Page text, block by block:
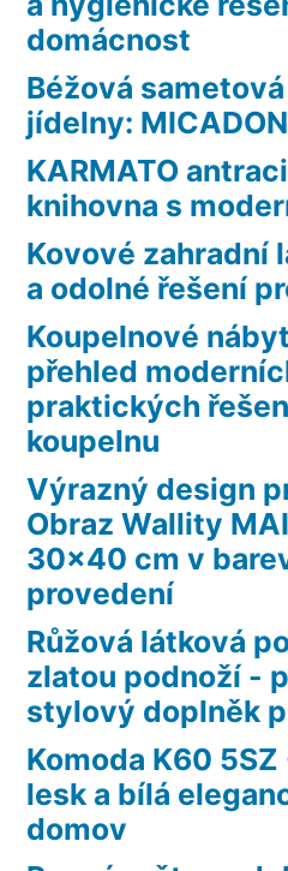
domácnost
Béžová
jídelny:
KARMATO
knihovna s
Kovové zahradní
a odolné řešení
Koupelnové
přehled
praktických
koupelnu
Výrazný design
Obraz Wallity
30×40 cm v
provedení
Růžová látková
zlatou podnoží -
stylový doplněk
Komoda K60
lesk a bílá
domov